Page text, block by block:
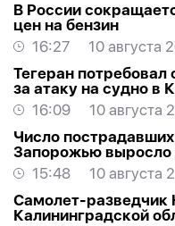
В России
цен на бензин
16:27
10 августа
Тегеран
за атаку на судно в
16:09
10 августа
Число
Запорожью выросло
15:48
10 августа
Самолет-разведчик
Калининградской